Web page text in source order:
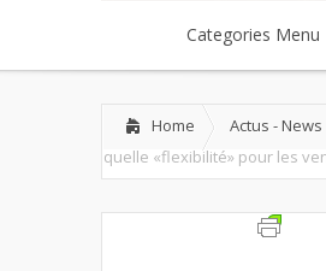
Categories Menu
Home Actus - News
quelle «flexibilité» pour les